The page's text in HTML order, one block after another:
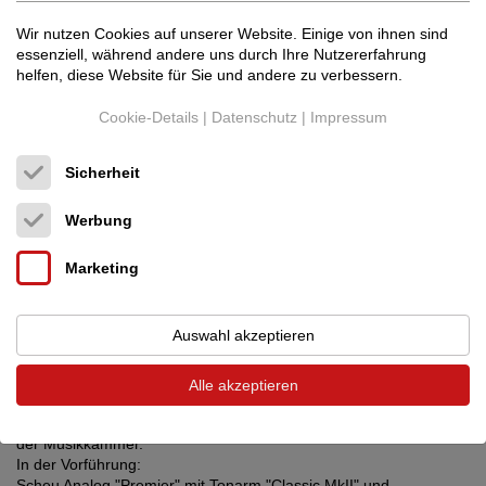
der Musikkammer.
In der Vorführung:
Wir nutzen Cookies auf unserer Website. Einige von ihnen sind
essenziell, während andere uns durch Ihre Nutzererfahrung
helfen, diese Website für Sie und andere zu verbessern.
Cookie-Details | Datenschutz | Impressum
Sicherheit
Werbung
Marketing
Auswahl akzeptieren
Alle akzeptieren